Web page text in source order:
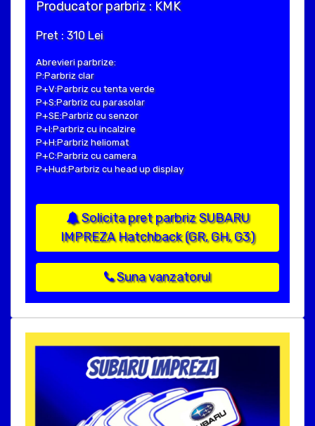
Producator parbriz : KMK
Pret : 310 Lei
Abrevieri parbrize:
P:Parbriz clar
P+V:Parbriz cu tenta verde
P+S:Parbriz cu parasolar
P+SE:Parbriz cu senzor
P+I:Parbriz cu incalzire
P+H:Parbriz heliomat
P+C:Parbriz cu camera
P+Hud:Parbriz cu head up display
Solicita pret parbriz SUBARU
IMPREZA Hatchback (GR, GH, G3)
Suna vanzatorul